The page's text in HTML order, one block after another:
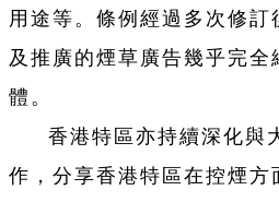
用途等。條例經過多次修
及推廣的煙草廣告幾乎完全
體。
香港特區亦持續深化與
作，分享香港特區在控煙方